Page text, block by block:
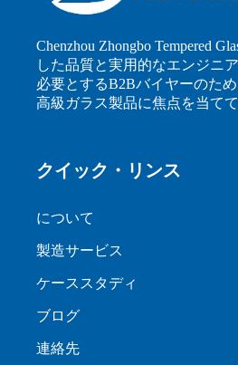
Chenzhou Zhongbo Tempered
した品質と実用的なエンジニ
必要とするB2Bバイヤーのた
高級ガラス製品に焦点を当て
クイック・リンス
について
製造サービス
ケーススタディ
ブログ
連絡先